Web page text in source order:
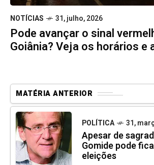
NOTÍCIAS 31, julho, 2026
Pode avançar o sinal
Goiânia? Veja os horários e
MATÉRIA ANTERIOR
POLÍTICA 31,
Apesar de
Gomide pode
eleições